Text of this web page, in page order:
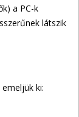
a PC-k
látszik
ki: